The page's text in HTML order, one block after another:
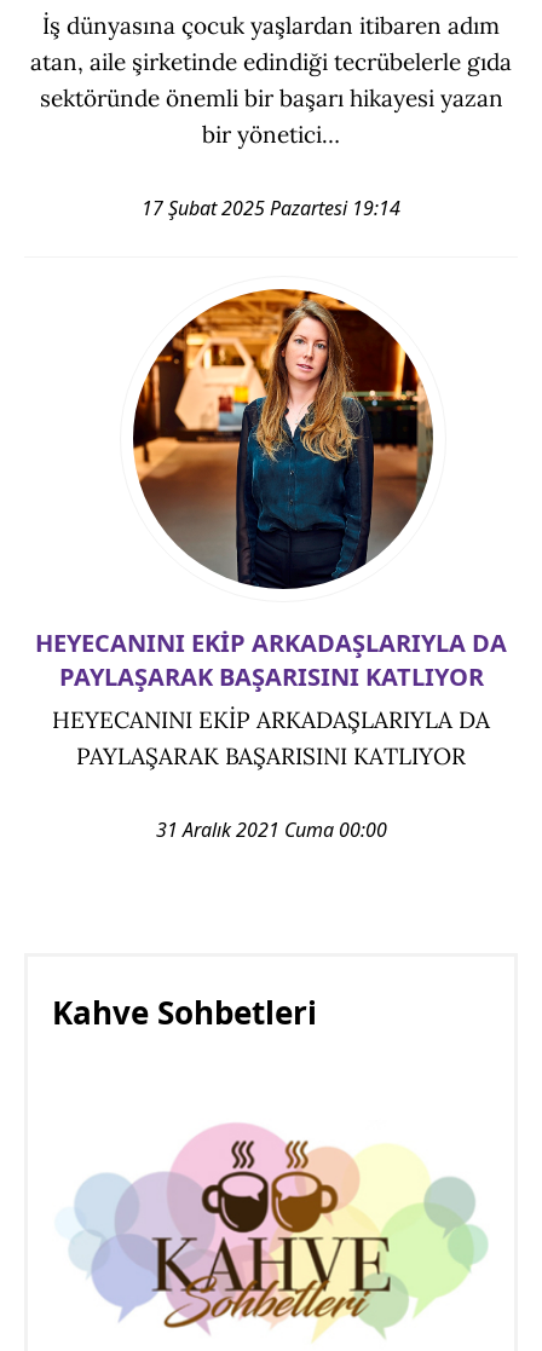
İş dünyasına çocuk yaşlardan itibaren adım
atan, aile şirketinde edindiği tecrübelerle gıda
sektöründe önemli bir başarı hikayesi yazan
bir yönetici…
17 Şubat 2025 Pazartesi 19:14
HEYECANINI EKİP ARKADAŞLARIYLA DA
PAYLAŞARAK BAŞARISINI KATLIYOR
HEYECANINI EKİP ARKADAŞLARIYLA DA
PAYLAŞARAK BAŞARISINI KATLIYOR
31 Aralık 2021 Cuma 00:00
Kahve Sohbetleri